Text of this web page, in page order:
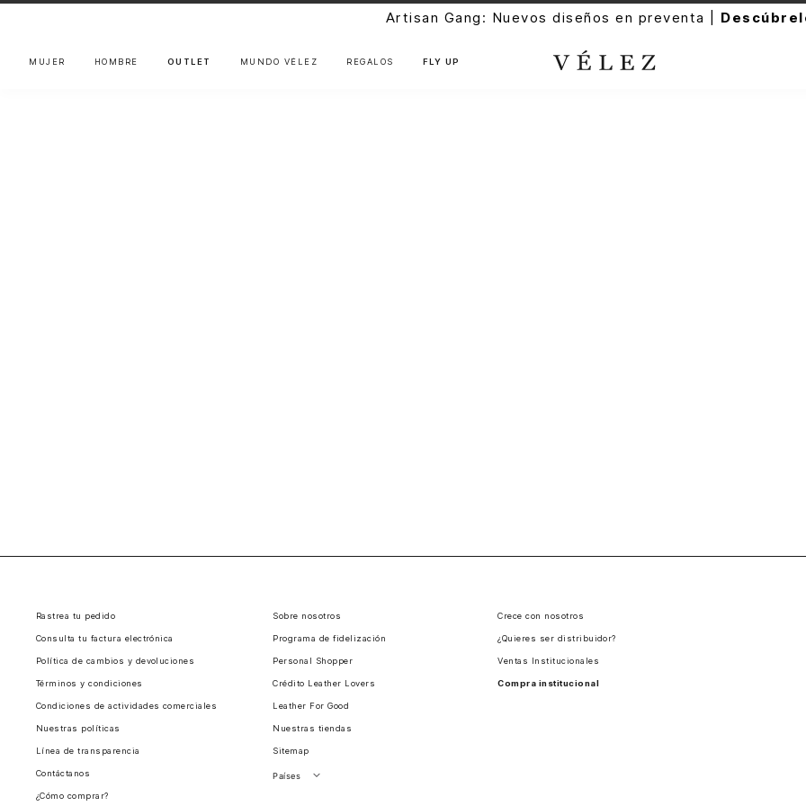
Artisan Gang: Nuevos diseños en preventa |
MUJER HOMBRE OUTLET MUNDO VÉLEZ REGALOS FLY UP
Rastrea tu pedido
Consulta tu factura electrónica
Política de cambios y devoluciones
Términos y condiciones
Condiciones de actividades comerciales
Nuestras políticas
Línea de transparencia
Contáctanos
¿Cómo comprar?
Sobre nosotros
Programa de fidelización
Personal Shopper
Crédito Leather Lovers
Leather For Good
Nuestras tiendas
Sitemap
Países
Crece con nosotros
¿Quieres ser distribuidor?
Ventas Institucionales
Compra institucional